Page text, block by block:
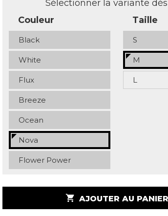
Sélectionner la variante
Couleur
Black
White
Flux
Breeze
Ocean
Nova
Flower Power
Taille
S
M
L
shopping_cart AJOUTER AU PANIER